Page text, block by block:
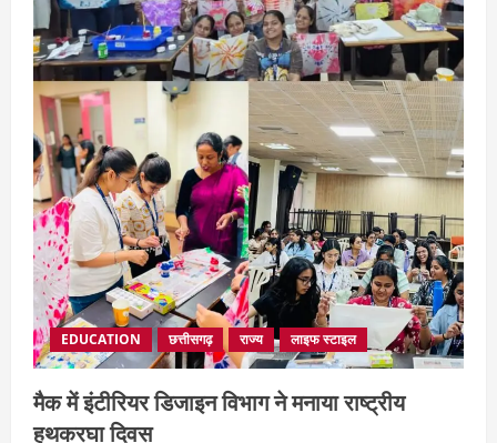
EDUCATION छत्तीसगढ़ राज्य लाइफ स्टाइल
मैक में इंटीरियर डिजाइन विभाग ने मनाया राष्ट्रीय
हथकरघा दिवस